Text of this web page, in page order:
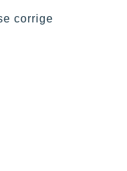
corrige